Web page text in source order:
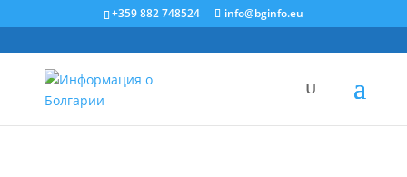
+359 882 748524 info@bginfo.eu